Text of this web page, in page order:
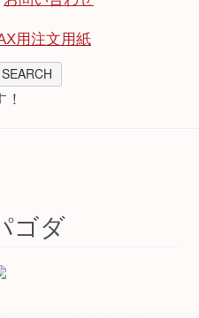
用注文用紙
SEARCH
ゴダ